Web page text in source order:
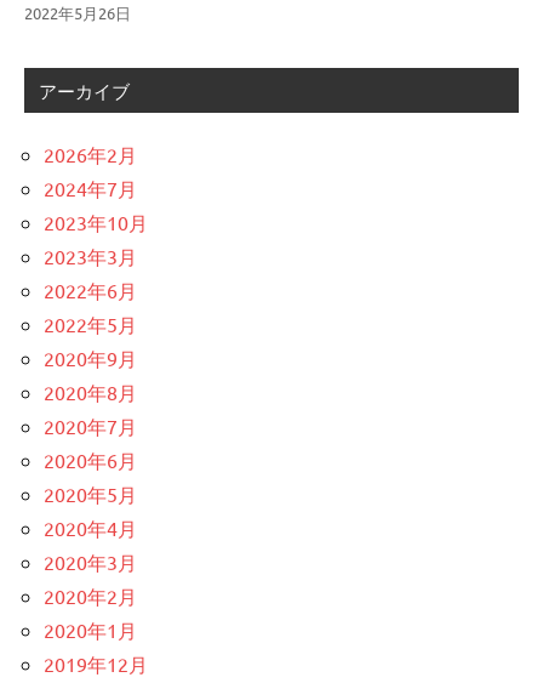
2022年5月26日
アーカイブ
2026年2月
2024年7月
2023年10月
2023年3月
2022年6月
2022年5月
2020年9月
2020年8月
2020年7月
2020年6月
2020年5月
2020年4月
2020年3月
2020年2月
2020年1月
2019年12月